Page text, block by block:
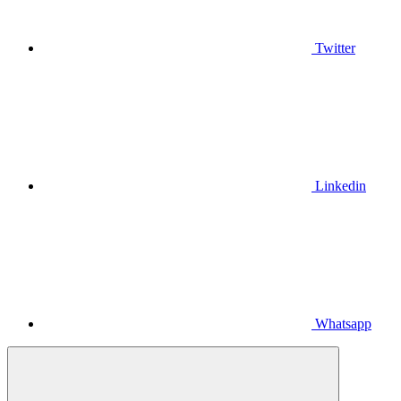
Twitter
Linkedin
Whatsapp